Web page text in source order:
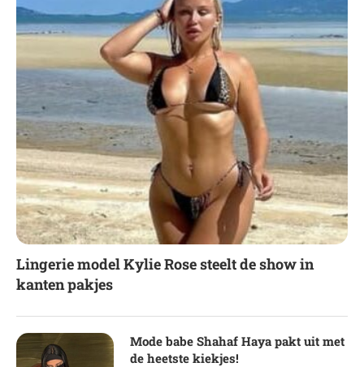
Lingerie model Kylie Rose steelt de show in
kanten pakjes
Mode babe Shahaf Haya pakt uit met
de heetste kiekjes!